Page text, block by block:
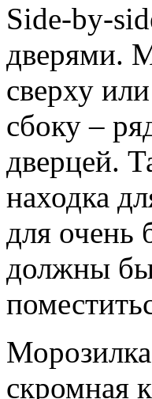
Side-by-
дверями.
сверху
сбоку –
дверцей.
находка
для очень
должны
скромная